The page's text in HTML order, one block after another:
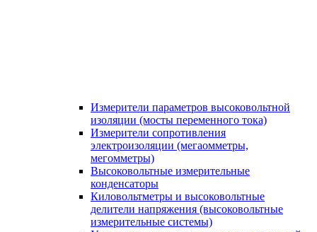
Измерители параметров высоковольтной
изоляции (мосты переменного тока)
Измерители сопротивления
электроизоляции (мегаомметры,
мегомметры)
Высоковольтные измерительные
конденсаторы
Киловольтметры и высоковольтные
делители напряжения (высоковольтные
измерительные системы)